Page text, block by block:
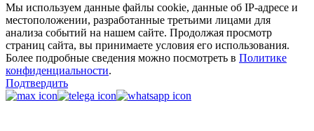
Мы используем данные файлы cookie, данные об IP-адресе и
местоположении, разработанные третьими лицами для
анализа событий на нашем сайте. Продолжая просмотр
страниц сайта, вы принимаете условия его использования.
Более подробные сведения можно посмотреть в Политике
конфиденциальности.
Подтвердить